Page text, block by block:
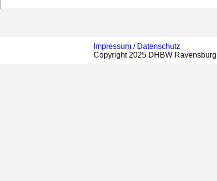
Impressum / Datenschutz
Copyright 2025 DHBW Ravensburg